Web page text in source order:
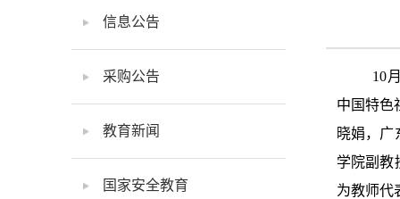
信息公告
采购公告
教育新闻
国家安全教育
10
中国特色
晓娟，广
学院副教
为教师代